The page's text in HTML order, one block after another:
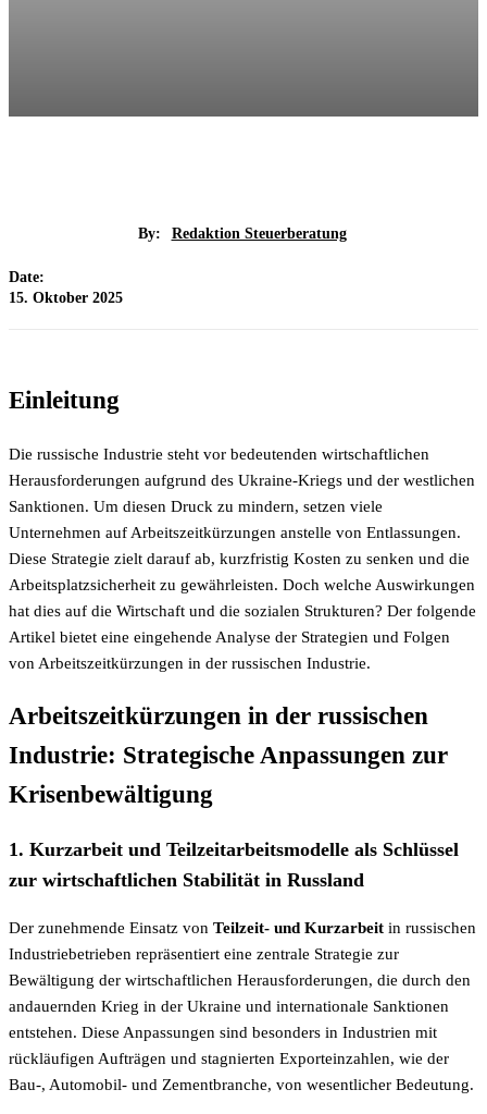
By: Redaktion Steuerberatung
Date:
15. Oktober 2025
Einleitung
Die russische Industrie steht vor bedeutenden wirtschaftlichen
Herausforderungen aufgrund des Ukraine-Kriegs und der westlichen
Sanktionen. Um diesen Druck zu mindern, setzen viele
Unternehmen auf Arbeitszeitkürzungen anstelle von Entlassungen.
Diese Strategie zielt darauf ab, kurzfristig Kosten zu senken und die
Arbeitsplatzsicherheit zu gewährleisten. Doch welche Auswirkungen
hat dies auf die Wirtschaft und die sozialen Strukturen? Der folgende
Artikel bietet eine eingehende Analyse der Strategien und Folgen
von Arbeitszeitkürzungen in der russischen Industrie.
Arbeitszeitkürzungen in der russischen
Industrie: Strategische Anpassungen zur
Krisenbewältigung
1. Kurzarbeit und Teilzeitarbeitsmodelle als Schlüssel
zur wirtschaftlichen Stabilität in Russland
Der zunehmende Einsatz von Teilzeit- und Kurzarbeit in russischen
Industriebetrieben repräsentiert eine zentrale Strategie zur
Bewältigung der wirtschaftlichen Herausforderungen, die durch den
andauernden Krieg in der Ukraine und internationale Sanktionen
entstehen. Diese Anpassungen sind besonders in Industrien mit
rückläufigen Aufträgen und stagnierten Exporteinzahlen, wie der
Bau-, Automobil- und Zementbranche, von wesentlicher Bedeutung.